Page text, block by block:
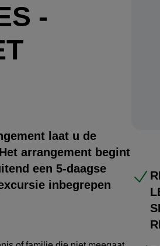
-
laat u de
arrangement begint
een 5-daagse
inbegrepen